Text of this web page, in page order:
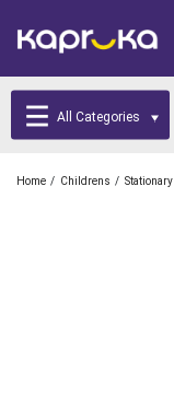
All Categories
Home / Childrens / Stationary